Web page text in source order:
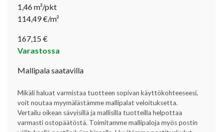
1,46 m²/pkt
114,49 €/m²
167,15€
Varastossa
Mallipala saatavilla
Mikäli haluat varmistaa tuotteen sopivan käyttökohteeseesi,
voit noutaa myymälästämme mallipalat veloituksetta.
Vertailu oikean sävyisillä ja mallisilla tuotteilla helpottaa
varmasti ostopäätöstä. Toimitamme mallipaloja myös postin